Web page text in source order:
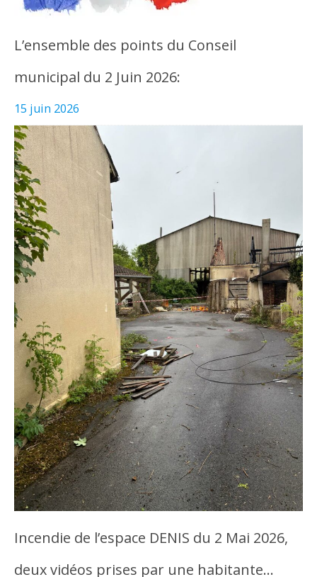
L’ensemble des points du Conseil
municipal du 2 Juin 2026:
15 juin 2026
Incendie de l’espace DENIS du 2 Mai 2026,
deux vidéos prises par une habitante…